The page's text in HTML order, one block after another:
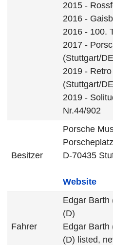
2015 -
2016 -
2016 - 100.
2017 -
(Stuttgart/
2019 -
(Stuttgart/
2019 -
Nr.44/902
Besitzer
Porsche
D-70435
Website
Fahrer
Edgar Barth
(D)
Edgar Barth
(D) listed,